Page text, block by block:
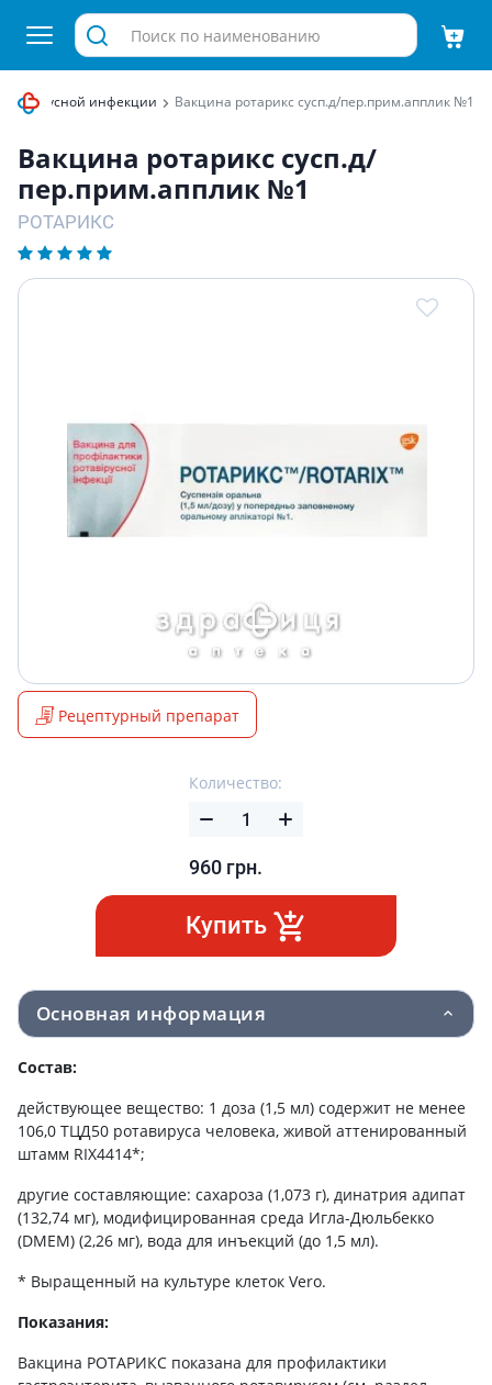
инфекции Вакцина ротарикс сусп.д/пер.прим.апплик №1
Вакцина ротарикс сусп.д/
пер.прим.апплик №1
РОТАРИКС
Рецептурный препарат
Количество:
960 грн.
Купить
Основная информация
Состав:
действующее вещество: 1 доза (1,5 мл) содержит не менее
106,0 ТЦД50 ротавируса человека, живой аттенированный
штамм RIX4414*;
другие составляющие: сахароза (1,073 г), динатрия адипат
(132,74 мг), модифицированная среда Игла-Дюльбекко
(DMEM) (2,26 мг), вода для инъекций (до 1,5 мл).
* Выращенный на культуре клеток Vero.
Показания:
Вакцина РОТАРИКС показана для профилактики